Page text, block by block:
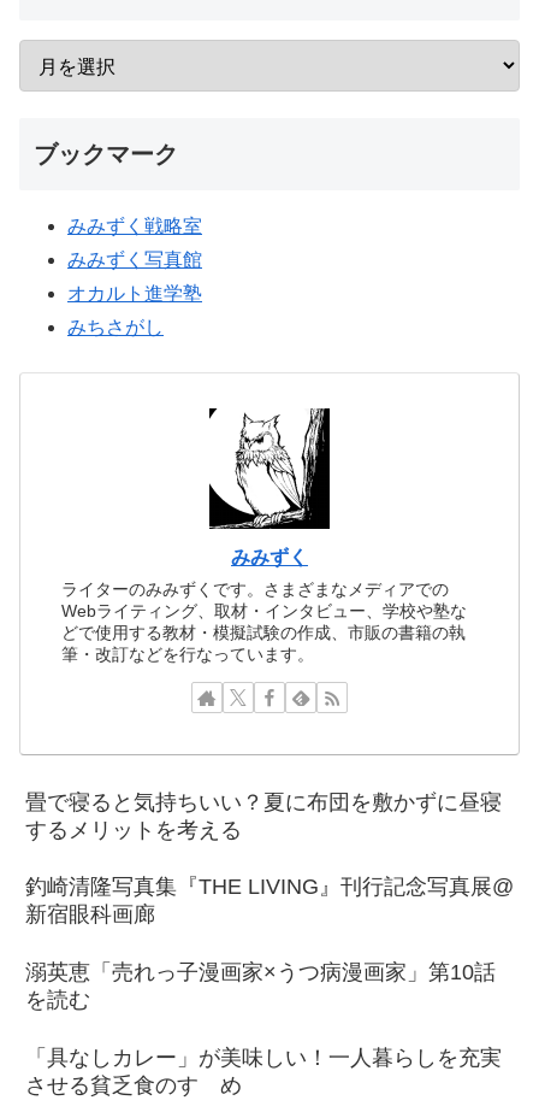
ブックマーク
みみずく戦略室
みみずく写真館
オカルト進学塾
みちさがし
みみずく
ライターのみみずくです。さまざまなメディアでの
Webライティング、取材・インタビュー、学校や塾な
どで使用する教材・模擬試験の作成、市販の書籍の執
筆・改訂などを行なっています。
畳で寝ると気持ちいい？夏に布団を敷かずに昼寝
するメリットを考える
釣崎清隆写真集『THE LIVING』刊行記念写真展@
新宿眼科画廊
溺英恵「売れっ子漫画家×うつ病漫画家」第10話
を読む
「具なしカレー」が美味しい！一人暮らしを充実
させる貧乏食のすゝめ